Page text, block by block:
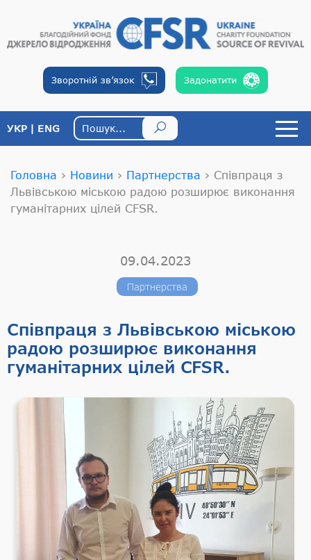
Зворотній зв’язок Задонатити
УКР ENG
Головна › Новини › Партнерства › Співпраця з
Львівською міською радою розширює виконання
гуманітарних цілей CFSR.
09.04.2023
Партнерства
Співпраця з Львівською міською
радою розширює виконання
гуманітарних цілей CFSR.